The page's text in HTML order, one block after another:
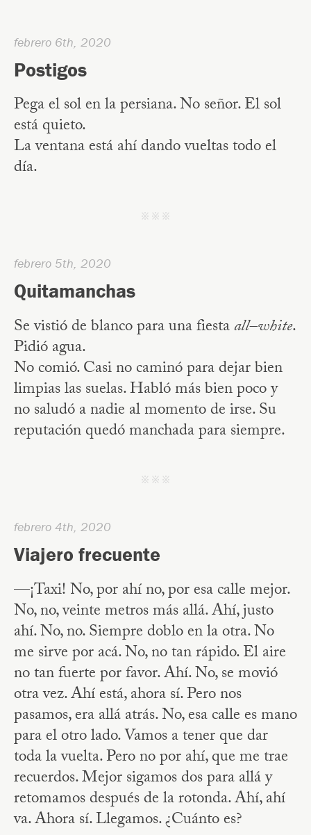
febrero 6th, 2020
Postigos
Pega el sol en la persiana. No señor. El sol
está quieto.
La ventana está ahí dando vueltas todo el
día.
j j j
febrero 5th, 2020
Quitamanchas
Se vistió de blanco para una fiestaall–white.
Pidió agua.
No comió. Casi no caminó para dejar bien
limpias las suelas. Habló más bien poco y
no saludó a nadie al momento de irse. Su
reputación quedó manchada para siempre.
j j j
febrero 4th, 2020
Viajero frecuente
—¡Taxi! No, por ahí no, por esa calle mejor.
No, no, veinte metros más allá. Ahí, justo
ahí. No, no. Siempre doblo en la otra. No
me sirve por acá. No, no tan rápido. El aire
no tan fuerte por favor. Ahí. No, se movió
otra vez. Ahí está, ahora sí. Pero nos
pasamos, era allá atrás. No, esa calle es mano
para el otro lado. Vamos a tener que dar
toda la vuelta. Pero no por ahí, que me trae
recuerdos. Mejor sigamos dos para allá y
retomamos después de la rotonda. Ahí, ahí
va. Ahora sí. Llegamos. ¿Cuánto es?